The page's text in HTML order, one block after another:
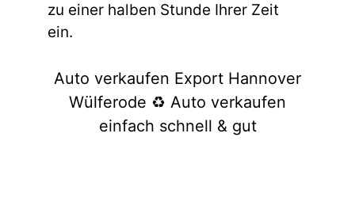
zu einer halben Stunde Ihrer Zeit
ein.
Auto verkaufen Export Hannover
Wülferode ♻️ Auto verkaufen
einfach schnell & gut